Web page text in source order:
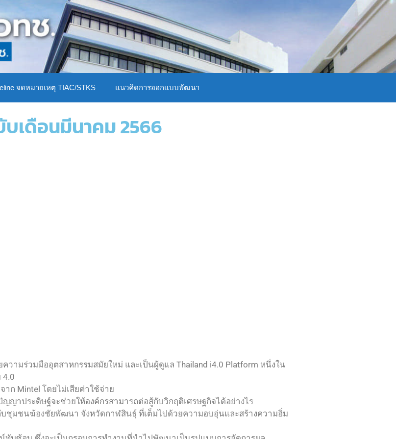
จดหมายเหตุ TIAC/STKS แนวคิดการออกแบบพัฒนา
บเดือนมีนาคม 2566
วามร่วมมืออุตสาหกรรมสมัยใหม่ และเป็นผู้ดูแล Thailand i4.0 Platform หนึ่งใน
4.0
าก Mintel โดยไม่เสียค่าใช้จ่าย
ญาประดิษฐ์จะช่วยให้องค์กรสามารถต่อสู้กับวิกฤติเศรษฐกิจได้อย่างไร
กับชุมชนฆ้องชัยพัฒนา จังหวัดกาฬสินธุ์ ที่เต็มไปด้วยความอบอุ่นและสร้างความอิ่ม